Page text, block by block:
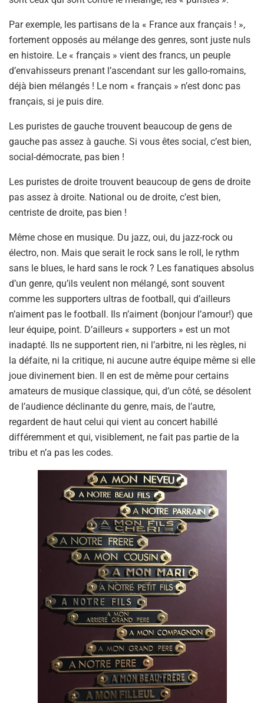
Par exemple, les partisans de la « France aux français ! »,
fortement opposés au mélange des genres, sont juste nuls
en histoire. Le « français » vient des francs, un peuple
d’envahisseurs prenant l’ascendant sur les gallo-romains,
déjà bien mélangés ! Le nom « français » n’est donc pas
français, si je puis dire.
Les puristes de gauche trouvent beaucoup de gens de
gauche pas assez à gauche. Si vous êtes social, c’est bien,
social-démocrate, pas bien !
Les puristes de droite trouvent beaucoup de gens de droite
pas assez à droite. National ou de droite, c’est bien,
centriste de droite, pas bien !
Même chose en musique. Du jazz, oui, du jazz-rock ou
électro, non. Mais que serait le rock sans le roll, le rythm
sans le blues, le hard sans le rock ? Les fanatiques absolus
d’un genre, qu’ils veulent non mélangé, sont souvent
comme les supporters ultras de football, qui d’ailleurs
n’aiment pas le football. Ils n’aiment (bonjour l’amour!) que
leur équipe, point. D’ailleurs « supporters » est un mot
inadapté. Ils ne supportent rien, ni l’arbitre, ni les règles, ni
la défaite, ni la critique, ni aucune autre équipe même si elle
joue divinement bien. Il en est de même pour certains
amateurs de musique classique, qui, d’un côté, se désolent
de l’audience déclinante du genre, mais, de l’autre,
regardent de haut celui qui vient au concert habillé
différemment et qui, visiblement, ne fait pas partie de la
tribu et n’a pas les codes.